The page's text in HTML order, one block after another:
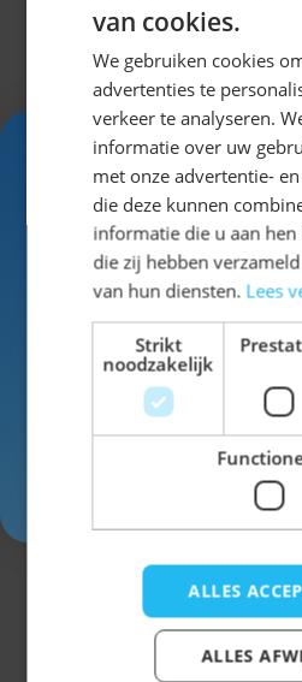
Het artikel is gemaakt van
Specificaties
EAN
SKU 42-66073
Kleur blauw
Schrijf een review
Je beoordeling:
Weergavenaam
van cookies.
We gebruiken cookies
advertenties te
verkeer te analyseren.
informatie over uw
met onze advertentie-
die deze kunnen
informatie die u aan
die zij hebben
van hun diensten. Lees
Strikt
noodzakelijk
ALLES
ALLES
Schrijf je nuin voor de
tot exclusieve
Voor- en achternaam